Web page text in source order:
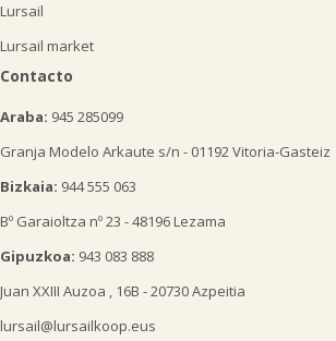
Lursail
Lursail market
Contacto
Araba: 945 285099
Granja Modelo Arkaute s/n - 01192 Vitoria-Gasteiz
Bizkaia: 944 555 063
Bº Garaioltza nº 23 - 48196 Lezama
Gipuzkoa: 943 083 888
Juan XXIII Auzoa , 16B - 20730 Azpeitia
lursail@lursailkoop.eus